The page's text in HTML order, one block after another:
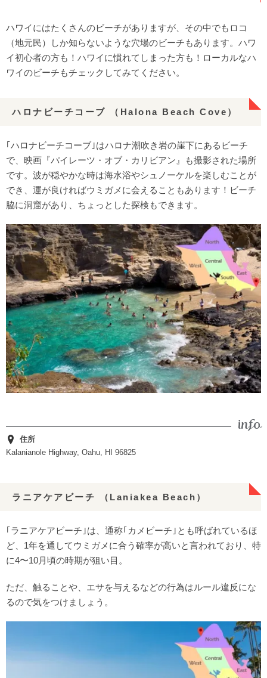
ハワイにはたくさんのビーチがありますが、その中でもロコ
（地元民）しか知らないような穴場のビーチもあります。ハワ
イ初心者の方も！ハワイに慣れてしまった方も！ローカルなハ
ワイのビーチもチェックしてみてください。
ハロナビーチコーブ （Halona Beach Cove）
｢ハロナビーチコーブ｣はハロナ潮吹き岩の崖下にあるビーチ
で、映画『パイレーツ・オブ・カリビアン』も撮影された場所
です。波が穏やかな時は海水浴やシュノーケルを楽しむことが
でき、運が良ければウミガメに会えることもあります！ビーチ
脇に洞窟があり、ちょっとした探検もできます。
住所
Kalanianole Highway, Oahu, HI 96825
ラニアケアビーチ （Laniakea Beach）
｢ラニアケアビーチ｣は、通称｢カメビーチ｣とも呼ばれているほ
ど、1年を通してウミガメに合う確率が高いと言われており、特
に4〜10月頃の時期が狙い目。
ただ、触ることや、エサを与えるなどの行為はルール違反にな
るので気をつけましょう。